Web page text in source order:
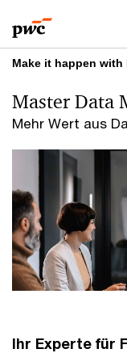
to
content
to
footer
Make it happen with
Mehr Wert aus
Master Data
Ihr Experte für